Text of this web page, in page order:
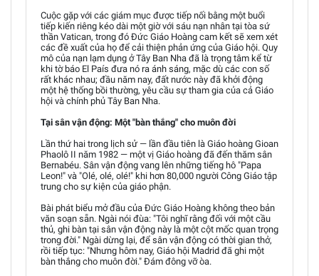
Cuộc gặp với các giám mục được tiếp nối bằng một buổi
tiếp kiến riêng kéo dài một giờ với sáu nạn nhân tại tòa sứ
thần Vatican, trong đó Đức Giáo Hoàng cam kết sẽ xem xét
các đề xuất của họ để cải thiện phản ứng của Giáo hội. Quy
mô của nạn lạm dụng ở Tây Ban Nha đã là trọng tâm kể từ
khi tờ báo El País đưa nó ra ánh sáng, mặc dù các con số
rất khác nhau; đầu năm nay, đất nước này đã khởi động
một hệ thống bồi thường, yêu cầu sự tham gia của cả Giáo
hội và chính phủ Tây Ban Nha.
Tại sân vận động: Một "bàn thắng" cho muôn đời
Lần thứ hai trong lịch sử — lần đầu tiên là Giáo hoàng Gioan
Phaolô II năm 1982 — một vị Giáo hoàng đã đến thăm sân
Bernabéu. Sân vận động vang lên những tiếng hô "Papa
Leon!" và "Olé, olé, olé!" khi hơn 80,000 người Công Giáo tập
trung cho sự kiện của giáo phận.
Bài phát biểu mở đầu của Đức Giáo Hoàng không theo bản
văn soạn sẵn. Ngài nói đùa: "Tôi nghĩ rằng đối với một cầu
thủ, ghi bàn tại sân vận động này là một cột mốc quan trọng
trong đời." Ngài dừng lại, để sân vận động có thời gian thở,
rồi tiếp tục: "Nhưng hôm nay, Giáo hội Madrid đã ghi một
bàn thắng cho muôn đời." Đám đông vỡ òa.